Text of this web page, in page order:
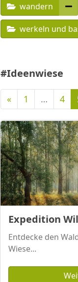
wandern
werkeln und
#Ideenwiese
«Vorherige
1 … 4
Expedition
Entdecke den
Wiese...